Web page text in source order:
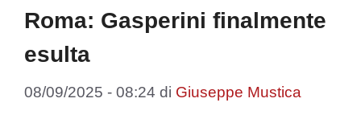
Roma: Gasperini finalmente
esulta
08/09/2025 - 08:24 di Giuseppe Mustica